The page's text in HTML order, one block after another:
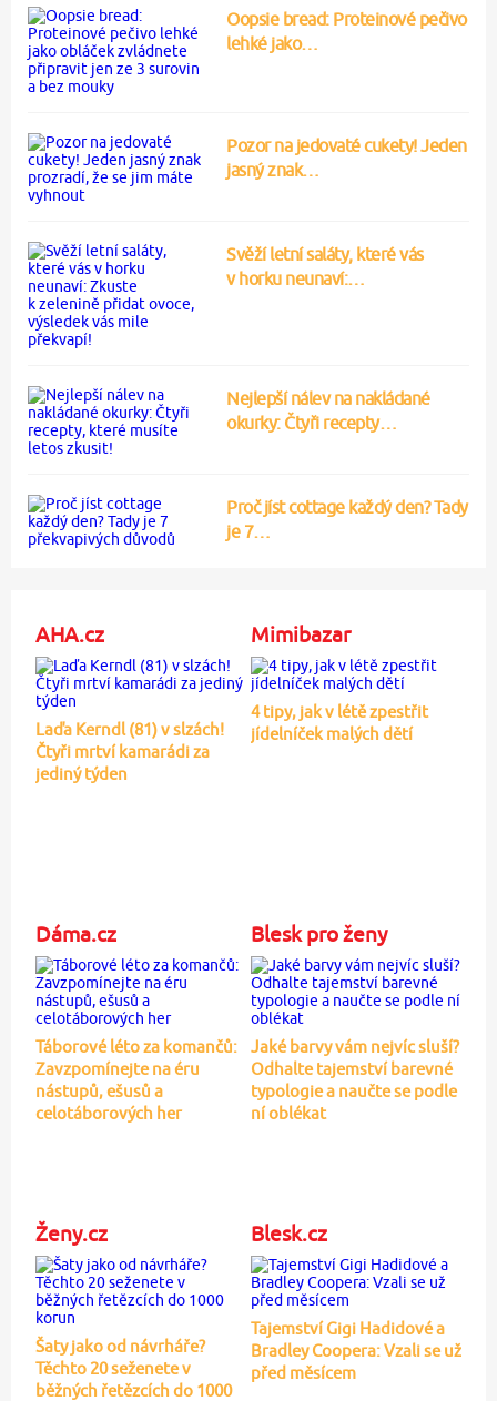
Oopsie bread: Proteinové pečivo
lehké jako…
Pozor na jedovaté cukety! Jeden
jasný znak…
Svěží letní saláty, které vás
v horku neunaví:…
Nejlepší nálev na nakládané
okurky: Čtyři recepty…
Proč jíst cottage každý den? Tady
je 7…
AHA.cz
Laďa Kerndl (81) v slzách!
Čtyři mrtví kamarádi za
jediný týden
Mimibazar
4 tipy, jak v létě zpestřit
jídelníček malých dětí
Dáma.cz
Táborové léto za komančů:
Zavzpomínejte na éru
nástupů, ešusů a
celotáborových her
Blesk pro ženy
Jaké barvy vám nejvíc sluší?
Odhalte tajemství barevné
typologie a naučte se podle
ní oblékat
Ženy.cz
Šaty jako od návrháře?
Těchto 20 seženete v
běžných řetězcích do 1000
Blesk.cz
Tajemství Gigi Hadidové a
Bradley Coopera: Vzali se už
před měsícem